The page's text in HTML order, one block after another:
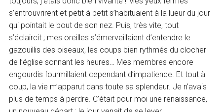
s’entrouvrirent et petit à petit s’habituaient à la lueur du jour
qui pointait le bout de son nez. Puis, très vite, tout
s’éclaircit ; mes oreilles s’émerveillaient d’entendre le
gazouillis des oiseaux, les coups bien rythmés du clocher
de l’église sonnant les heures… Mes membres encore
engourdis fourmillaient cependant d’impatience. Et tout à
coup, la vie m’apparut dans toute sa splendeur. Je n’avais
plus de temps à perdre. C’était pour moi une renaissance,